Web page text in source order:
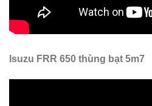
Isuzu FRR 650 thùng bạt 5m7